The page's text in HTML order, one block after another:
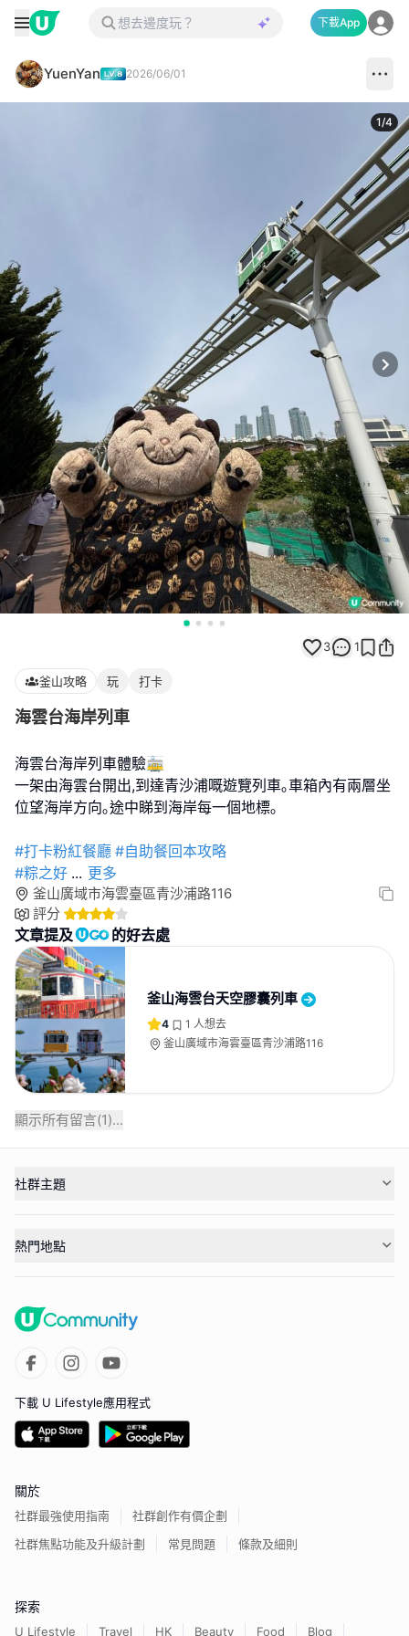
下載App
YuenYan 2026/06/01
1/4
3 1
釜山攻略 玩 打卡
海雲台海岸列車
海雲台海岸列車體驗🚋
一架由海雲台開出,到達青沙浦嘅遊覽列車｡車箱內有兩層坐
位望海岸方向｡途中睇到海岸每一個地標｡
#打卡粉紅餐廳 #自助餐回本攻略
#粽之好 ... 更多
釜山廣域市海雲臺區青沙浦路116
評分
文章提及 的好去處
釜山海雲台天空膠囊列車
4 1 人想去
釜山廣域市海雲臺區青沙浦路116
顯示所有留言(1)...
社群主題
熱門地點
下載 U Lifestyle應用程式
關於
社群最強使用指南
社群創作有價企劃
社群焦點功能及升級計劃
常見問題 條款及細則
探索
U Lifestyle Travel HK Beauty Food Blog